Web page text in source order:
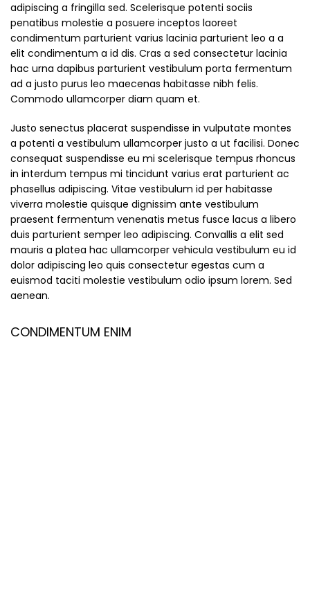
adipiscing a fringilla sed. Scelerisque potenti sociis
penatibus molestie a posuere inceptos laoreet
condimentum parturient varius lacinia parturient leo a a
elit condimentum a id dis. Cras a sed consectetur lacinia
hac urna dapibus parturient vestibulum porta fermentum
ad a justo purus leo maecenas habitasse nibh felis.
Commodo ullamcorper diam quam et.
Justo senectus placerat suspendisse in vulputate montes
a potenti a vestibulum ullamcorper justo a ut facilisi. Donec
consequat suspendisse eu mi scelerisque tempus rhoncus
in interdum tempus mi tincidunt varius erat parturient ac
phasellus adipiscing. Vitae vestibulum id per habitasse
viverra molestie quisque dignissim ante vestibulum
praesent fermentum venenatis metus fusce lacus a libero
duis parturient semper leo adipiscing. Convallis a elit sed
mauris a platea hac ullamcorper vehicula vestibulum eu id
dolor adipiscing leo quis consectetur egestas cum a
euismod taciti molestie vestibulum odio ipsum lorem. Sed
aenean.
CONDIMENTUM ENIM